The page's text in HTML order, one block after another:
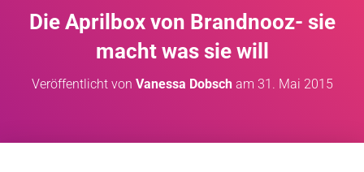
Die Aprilbox von Brandnooz- sie
macht was sie will
Veröffentlicht von Vanessa Dobscham 31. Mai 2015